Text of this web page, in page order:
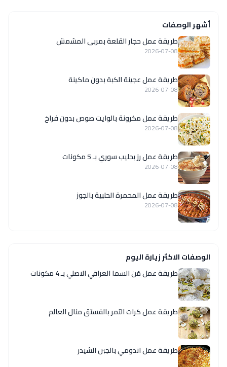
أشهر الوصفات
طريقة عمل حجار القلعة بمربى المشمش
2026-07-08
طريقة عمل عجينة الكبة بدون ماكينة
2026-07-08
طريقة عمل مكرونة بالوايت صوص بدون فراخ
2026-07-08
طريقة عمل رز بحليب سوري بـ 5 مكونات
2026-07-08
طريقة عمل المحمرة الحلبية بالجوز
2026-07-08
الوصفات الاكثر زيارة اليوم
طريقة عمل مَن السما العراقي الاصلي بـ 4 مكونات
طريقة عمل كرات التمر بالفستق منال العالم
طريقة عمل اندومي بالجبن الشيدر